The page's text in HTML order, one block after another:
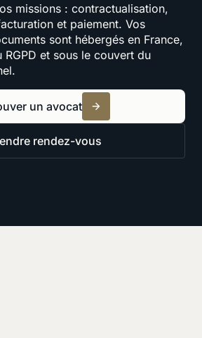
missions : contractualisation,
et paiement. Vos
sont hébergés en France,
et sous le couvert du
un avocat
rendez-vous